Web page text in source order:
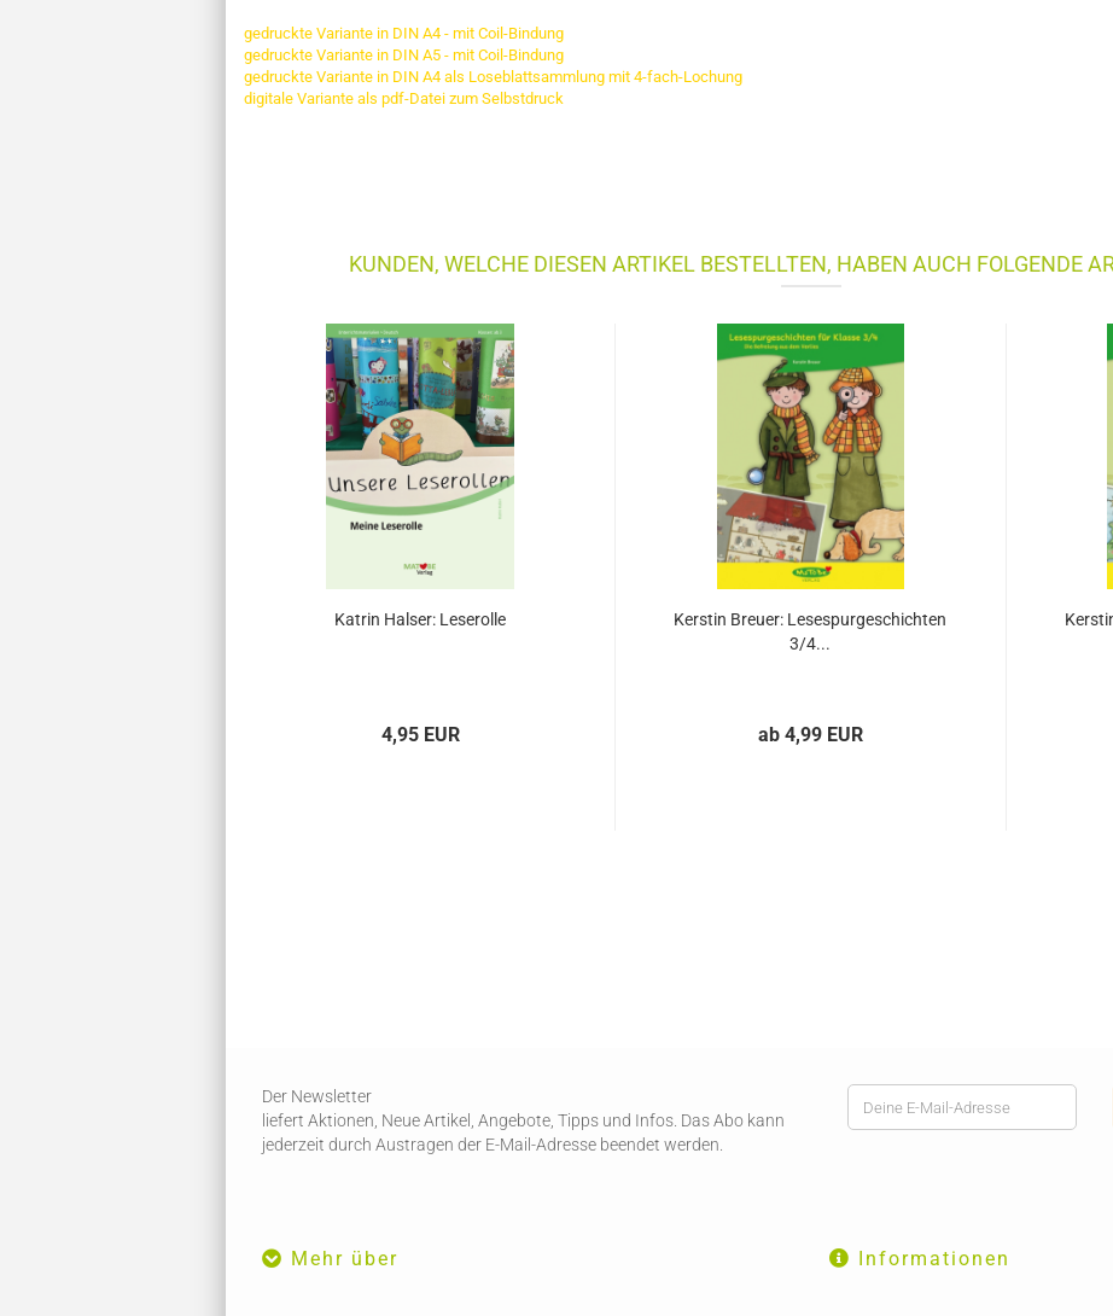
gedruckte Variante in DIN A4 - mit Coil-Bindung
gedruckte Variante in DIN A5 - mit Coil-Bindung
gedruckte Variante in DIN A4 als Loseblattsammlung mit 4-fach-Lochung
digitale Variante als pdf-Datei zum Selbstdruck
KUNDEN, WELCHE DIESEN ARTIKEL BESTELLTEN, HABEN AUCH FOLGENDE
Katrin Halser: Leserolle
4,95 EUR
Kerstin Breuer: Lesespurgeschichten
3/4...
ab 4,99 EUR
Der Newsletter
liefert Aktionen, Neue Artikel, Angebote, Tipps und Infos. Das Abo kann
jederzeit durch Austragen der E-Mail-Adresse beendet werden.
Mehr über Informationen